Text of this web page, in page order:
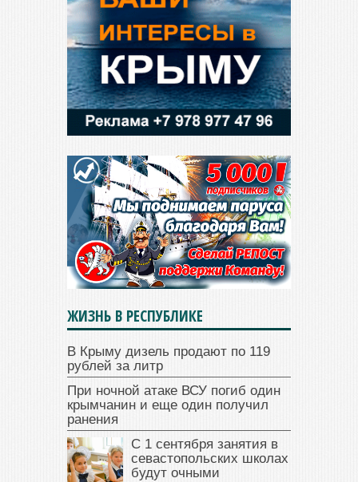
ЖИЗНЬ В РЕСПУБЛИКЕ
В Крыму дизель продают по 119
рублей за литр
При ночной атаке ВСУ погиб один
крымчанин и еще один получил
ранения
С 1 сентября занятия в
севастопольских школах
будут очными